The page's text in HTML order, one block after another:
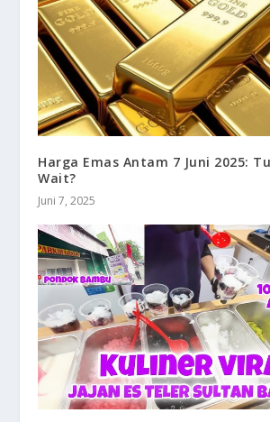
Harga Emas Antam 7 Juni 2025:
Wait?
Juni 7, 2025